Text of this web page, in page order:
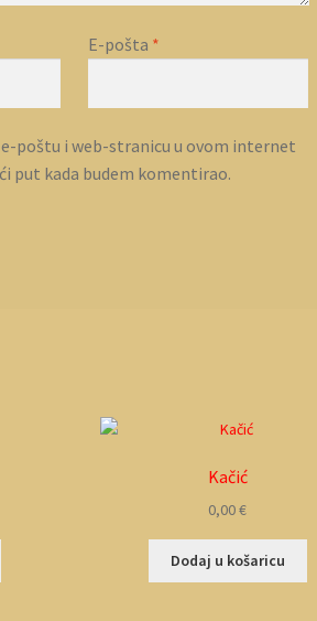
E-pošta *
poštu i web-stranicu u ovom internet
put kada budem komentirao.
Kačić
0,00€
Dodaj u košaricu